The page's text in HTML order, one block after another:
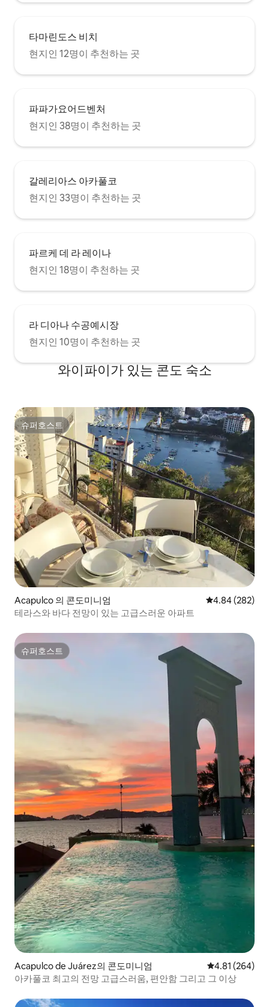
타마린도스 비치
현지인 12명이 추천하는 곳
파파가요어드벤처
현지인 38명이 추천하는 곳
갈레리아스 아카풀코
현지인 33명이 추천하는 곳
파르케 데 라 레이나
현지인 18명이 추천하는 곳
라 디아나 수공예시장
현지인 10명이 추천하는 곳
와이파이가 있는 콘도 숙소
슈퍼호스트
슈퍼호스트
Acapulco 의 콘도미니엄 평점 4.84점(5
4.84 (282)
테라스와 바다 전망이 있는 고급스러운 아파트
슈퍼호스트
슈퍼호스트
Acapulco de Juárez의 콘도미니엄 평점 4.81점(5
4.81 (264)
아카풀코 최고의 전망 고급스러움, 편안함 그리고 그 이상